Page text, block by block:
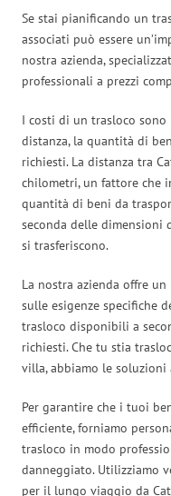
Se stai pianificando un
associati può essere
nostra azienda,
professionali a prezzi
I costi di un trasloco
distanza, la quantità di
richiesti. La distanza tra
chilometri, un fattore che
quantità di beni da
seconda delle dimensioni
si trasferiscono.
La nostra azienda offre
sulle esigenze specifiche
trasloco disponibili a
richiesti. Che tu stia
villa, abbiamo le soluzioni
Per garantire che i tuoi
efficiente, forniamo
trasloco in modo
danneggiato. Utilizziamo
per il lungo viaggio da